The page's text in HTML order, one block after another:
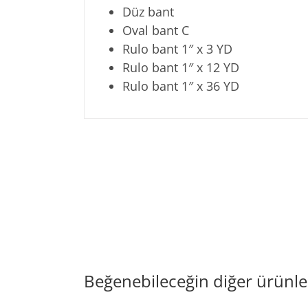
Düz bant
Oval bant C
Rulo bant 1″ x 3 YD
Rulo bant 1″ x 12 YD
Rulo bant 1″ x 36 YD
Beğenebileceğin diğer